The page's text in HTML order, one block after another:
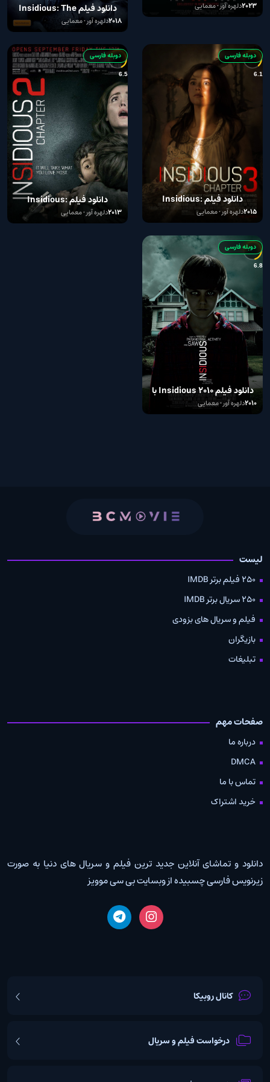
2023دلهره آور • معمایی
دانلود فیلم Insidious: The
Last Key 2018
2018دلهره آور • معمایی
6.1
دوبله فارسی
دانلود فیلم Insidious:
Chapter 3 2015 با دوبله
فارسی
2015دلهره آور • معمایی
6.5
دوبله فارسی
دانلود فیلم Insidious:
Chapter 2 2013 با دوبله
فارسی
2013دلهره آور • معمایی
6.8
دوبله فارسی
دانلود فیلم Insidious 2010 با
دوبله فارسی
2010دلهره آور • معمایی
لیست
250 فیلم برتر IMDB
250 سریال برتر IMDB
فیلم و سریال های بزودی
بازیگران
تبلیغات
صفحات مهم
درباره ما
DMCA
تماس با ما
خرید اشتراک
دانلود و تماشای آنلاین جدید ترین فیلم و سریال های دنیا به صورت
زیرنویس فارسی چسبیده از وبسایت بی سی موویز
کانال روبیکا
درخواست فیلم و سریال